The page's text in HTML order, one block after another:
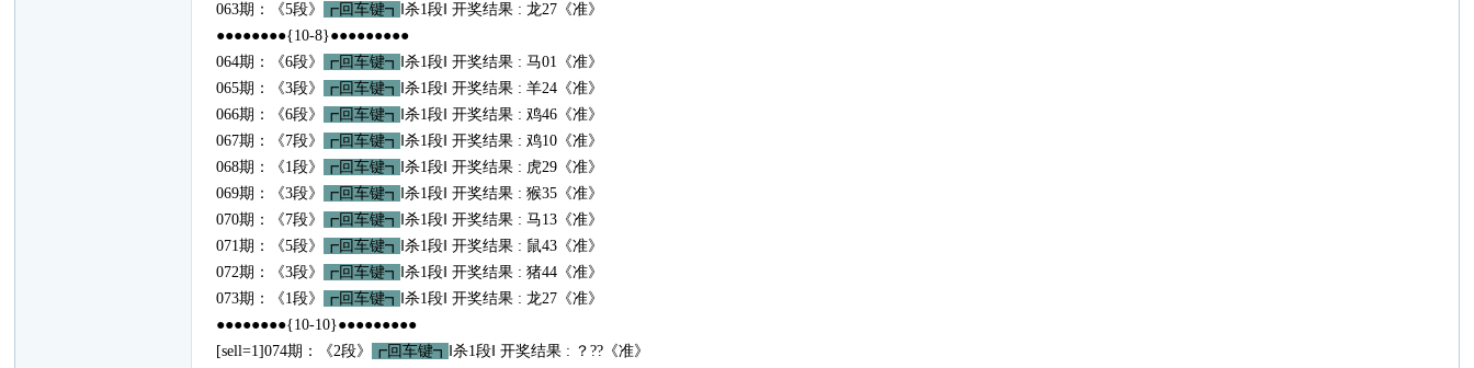
063期：《5段》
┏回车键┓
‖杀1段‖ 开奖结果 : 龙27《准》
●●●●●●●●{10-8}●●●●●●●●●
064期：《6段》
┏回车键┓
‖杀1段‖ 开奖结果 : 马01《准》
065期：《3段》
┏回车键┓
‖杀1段‖ 开奖结果 : 羊24《准》
066期：《6段》
┏回车键┓
‖杀1段‖ 开奖结果 : 鸡46《准》
067期：《7段》
┏回车键┓
‖杀1段‖ 开奖结果 : 鸡10《准》
068期：《1段》
┏回车键┓
‖杀1段‖ 开奖结果 : 虎29《准》
069期：《3段》
┏回车键┓
‖杀1段‖ 开奖结果 : 猴35《准》
070期：《7段》
┏回车键┓
‖杀1段‖ 开奖结果 : 马13《准》
071期：《5段》
┏回车键┓
‖杀1段‖ 开奖结果 : 鼠43《准》
072期：《3段》
┏回车键┓
‖杀1段‖ 开奖结果 : 猪44《准》
073期：《1段》
┏回车键┓
‖杀1段‖ 开奖结果 : 龙27《准》
●●●●●●●●{10-10}●●●●●●●●●
[sell=1]074期：《2段》
┏回车键┓
‖杀1段‖ 开奖结果 : ？??《准》